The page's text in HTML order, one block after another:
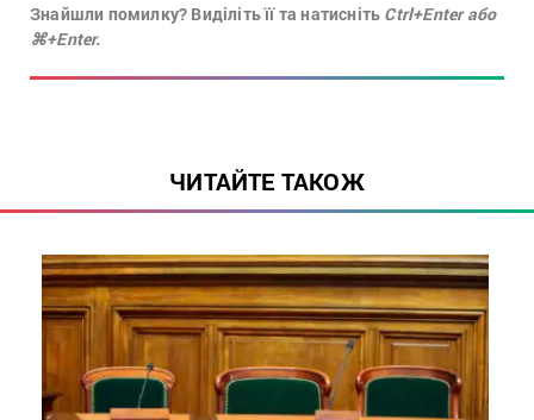
Знайшли помилку? Виділіть її та натисніть Ctrl+Enter або
⌘+Enter.
ЧИТАЙТЕ ТАКОЖ